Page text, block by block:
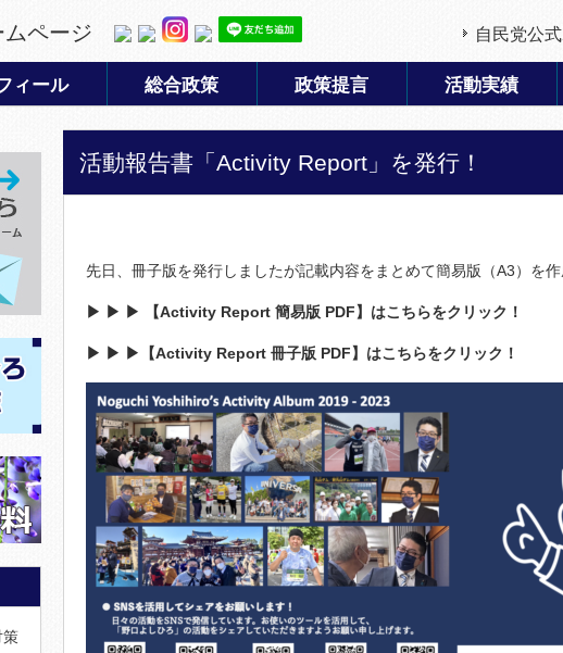
ページ 自民党公
ィール 総合政策 政策提言 活動実績
活動報告書「Activity Report」を発行！
先日、冊子版を発行しましたが記載内容をまとめて簡易版（A3）を
▶︎ ▶︎ ▶︎ 【Activity Report 簡易版 PDF】はこちらをクリック！
▶︎ ▶︎ ▶︎【Activity Report 冊子版 PDF】はこちらをクリック！
策